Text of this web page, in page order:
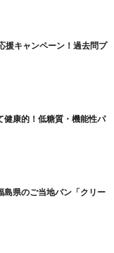
援キャンペーン！過去問プ
健康的！低糖質・機能性パ
県のご当地パン「クリー